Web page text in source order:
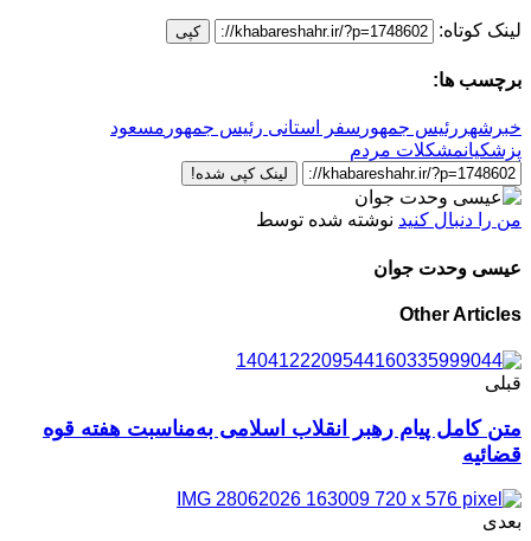
لینک کوتاه: کپی
برچسب ها:
خبرشهر رئیس جمهور سفر استانی رئیس جمهور مسعود
پزشکیانمشکلات مردم
لینک کپی شده!
من را دنبال کنید نوشته شده توسط
عیسی وحدت جوان
Other Articles
قبلی
متن کامل پیام رهبر انقلاب اسلامی به‌مناسبت هفته قوه
قضائیه
بعدی